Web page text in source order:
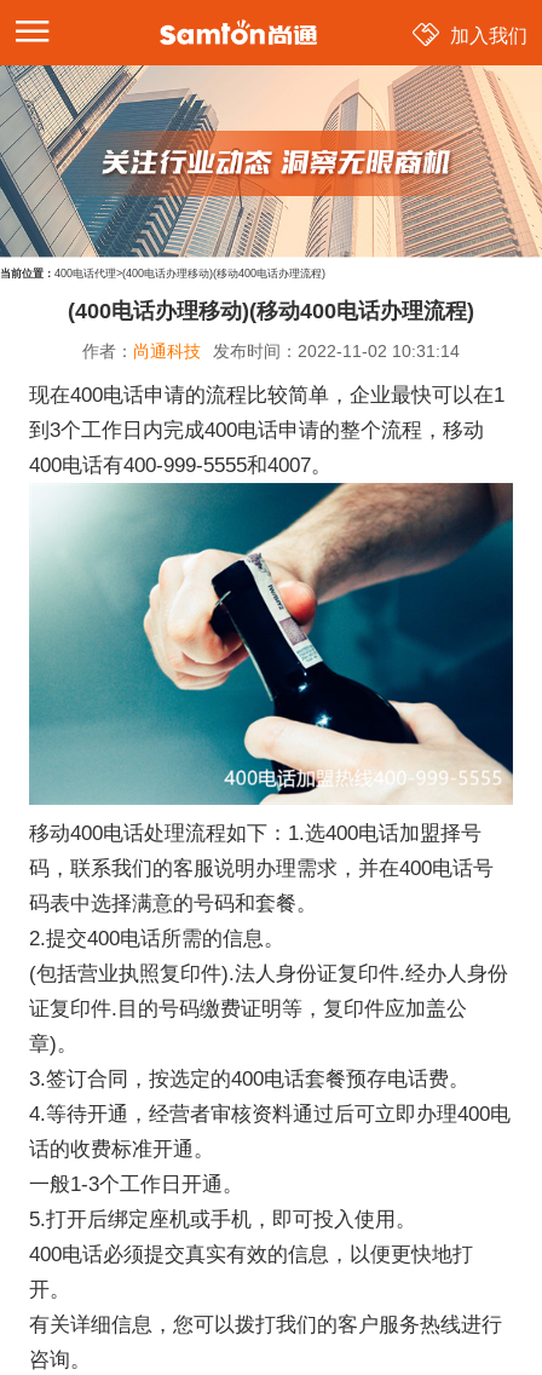
加入我们
当前位置： 400电话代理>(400电话办理移动)(移动400电话办理流程)
(400电话办理移动)(移动400电话办理流程)
作者： 尚通科技 发布时间： 2022-11-02 10:31:14
现在400电话申请的流程比较简单，企业最快可以在1
到3个工作日内完成400电话申请的整个流程，移动
400电话有400-999-5555和4007。
移动400电话处理流程如下：1.选400电话加盟择号
码，联系我们的客服说明办理需求，并在400电话号
码表中选择满意的号码和套餐。
2.提交400电话所需的信息。
(包括营业执照复印件).法人身份证复印件.经办人身份
证复印件.目的号码缴费证明等，复印件应加盖公
章)。
3.签订合同，按选定的400电话套餐预存电话费。
4.等待开通，经营者审核资料通过后可立即办理400电
话的收费标准开通。
一般1-3个工作日开通。
5.打开后绑定座机或手机，即可投入使用。
400电话必须提交真实有效的信息，以便更快地打
开。
有关详细信息，您可以拨打我们的客户服务热线进行
咨询。